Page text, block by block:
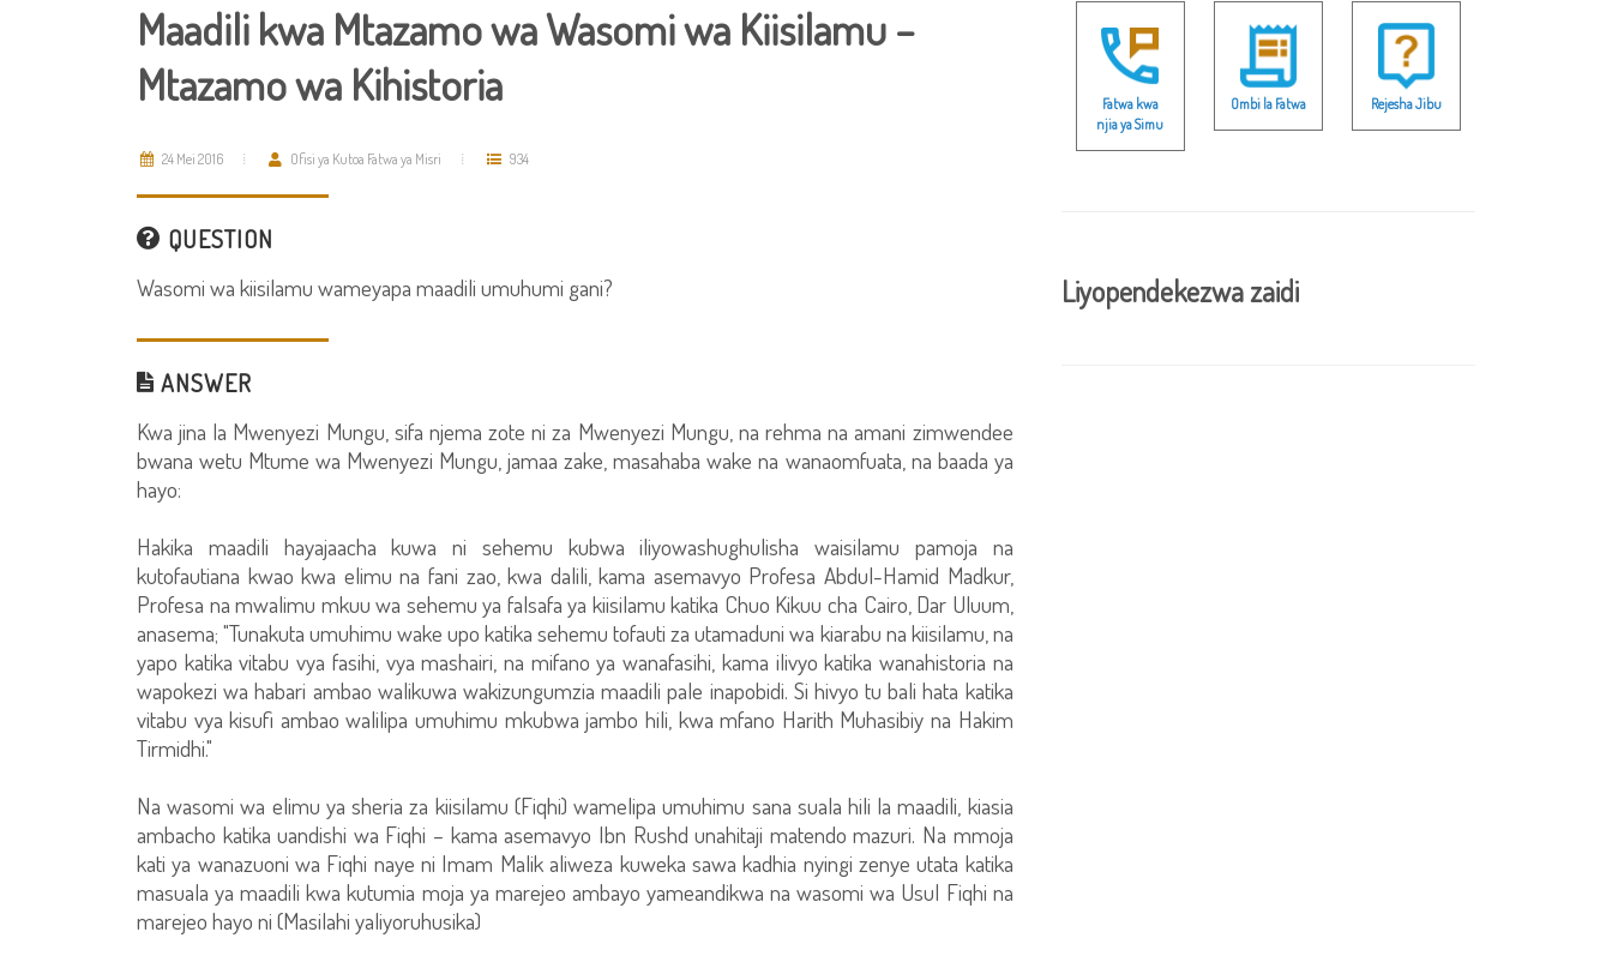
Maadili kwa Mtazamo wa Wasomi wa Kiisilamu –
Mtazamo wa Kihistoria
24 Mei 2016 Ofisi ya Kutoa Fatwa ya Misri 934
QUESTION
Wasomi wa kiisilamu wameyapa maadili umuhumi gani?
ANSWER
Kwa jina la Mwenyezi Mungu, sifa njema zote ni za Mwenyezi Mungu, na rehma na amani zimwendee
bwana wetu Mtume wa Mwenyezi Mungu, jamaa zake, masahaba wake na wanaomfuata, na baada ya
hayo:
Hakika maadili hayajaacha kuwa ni sehemu kubwa iliyowashughulisha waisilamu pamoja na
kutofautiana kwao kwa elimu na fani zao, kwa dalili, kama asemavyo Profesa Abdul-Hamid Madkur,
Profesa na mwalimu mkuu wa sehemu ya falsafa ya kiisilamu katika Chuo Kikuu cha Cairo, Dar Uluum,
anasema; "Tunakuta umuhimu wake upo katika sehemu tofauti za utamaduni wa kiarabu na kiisilamu, na
yapo katika vitabu vya fasihi, vya mashairi, na mifano ya wanafasihi, kama ilivyo katika wanahistoria na
wapokezi wa habari ambao walikuwa wakizungumzia maadili pale inapobidi. Si hivyo tu bali hata katika
vitabu vya kisufi ambao walilipa umuhimu mkubwa jambo hili, kwa mfano Harith Muhasibiy na Hakim
Tirmidhi."
Na wasomi wa elimu ya sheria za kiisilamu (Fiqhi) wamelipa umuhimu sana suala hili la maadili, kiasia
ambacho katika uandishi wa Fiqhi – kama asemavyo Ibn Rushd unahitaji matendo mazuri. Na mmoja
kati ya wanazuoni wa Fiqhi naye ni Imam Malik aliweza kuweka sawa kadhia nyingi zenye utata katika
masuala ya maadili kwa kutumia moja ya marejeo ambayo yameandikwa na wasomi wa Usul Fiqhi na
marejeo hayo ni (Masilahi yaliyoruhusika)
Fatwa kwa
njia ya Simu
Ombi la Fatwa Rejesha Jibu
Liyopendekezwa zaidi